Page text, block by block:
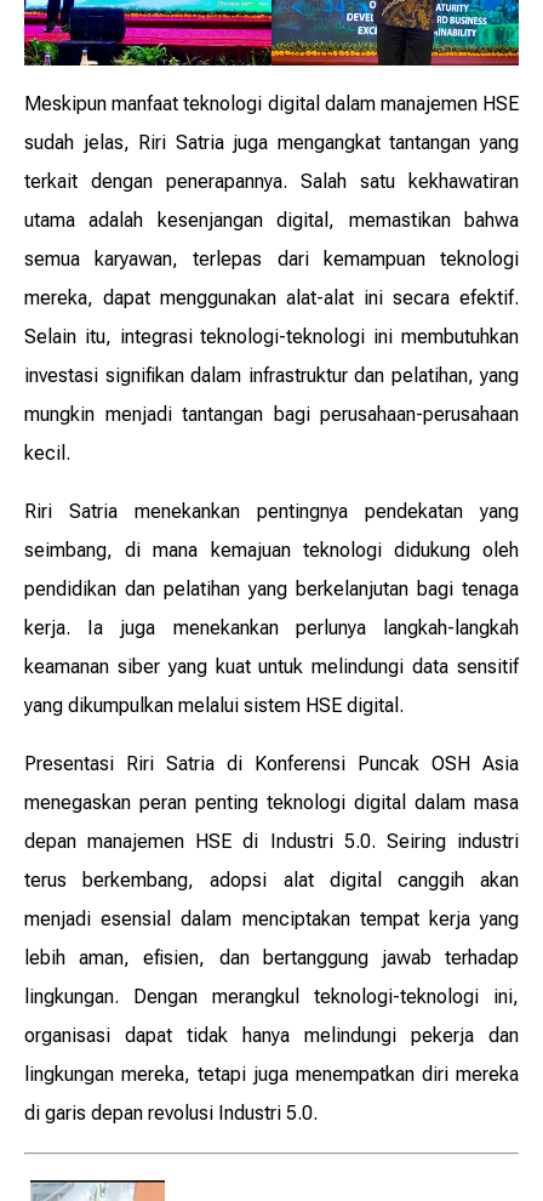
Meskipun manfaat teknologi digital dalam manajemen HSE
sudah jelas, Riri Satria juga mengangkat tantangan yang
terkait dengan penerapannya. Salah satu kekhawatiran
utama adalah kesenjangan digital, memastikan bahwa
semua karyawan, terlepas dari kemampuan teknologi
mereka, dapat menggunakan alat-alat ini secara efektif.
Selain itu, integrasi teknologi-teknologi ini membutuhkan
investasi signifikan dalam infrastruktur dan pelatihan, yang
mungkin menjadi tantangan bagi perusahaan-perusahaan
kecil.
Riri Satria menekankan pentingnya pendekatan yang
seimbang, di mana kemajuan teknologi didukung oleh
pendidikan dan pelatihan yang berkelanjutan bagi tenaga
kerja. Ia juga menekankan perlunya langkah-langkah
keamanan siber yang kuat untuk melindungi data sensitif
yang dikumpulkan melalui sistem HSE digital.
Presentasi Riri Satria di Konferensi Puncak OSH Asia
menegaskan peran penting teknologi digital dalam masa
depan manajemen HSE di Industri 5.0. Seiring industri
terus berkembang, adopsi alat digital canggih akan
menjadi esensial dalam menciptakan tempat kerja yang
lebih aman, efisien, dan bertanggung jawab terhadap
lingkungan. Dengan merangkul teknologi-teknologi ini,
organisasi dapat tidak hanya melindungi pekerja dan
lingkungan mereka, tetapi juga menempatkan diri mereka
di garis depan revolusi Industri 5.0.